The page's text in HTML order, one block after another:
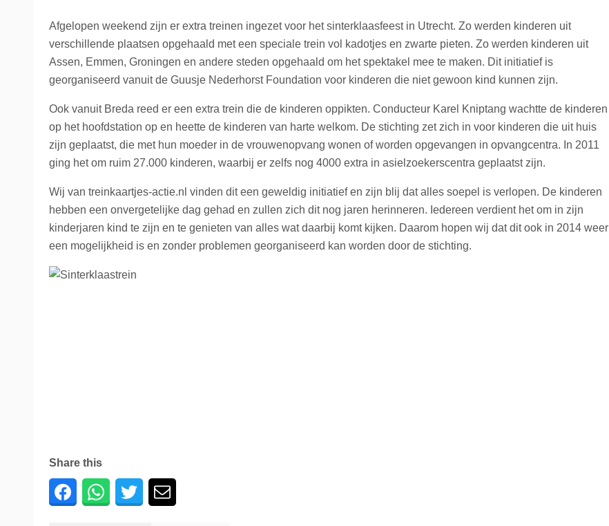
Polen
Trein naar Zwitserland
Treinen
Afgelopen weekend zijn er extra treinen ingezet voor het sinterklaasfeest in Utrecht. Zo werden kinderen uit
verschillende plaatsen opgehaald met een speciale trein vol kadotjes en zwarte pieten. Zo werden kinderen uit
Assen, Emmen, Groningen en andere steden opgehaald om het spektakel mee te maken. Dit initiatief is
georganiseerd vanuit de Guusje Nederhorst Foundation voor kinderen die niet gewoon kind kunnen zijn.
Ook vanuit Breda reed er een extra trein die de kinderen oppikten. Conducteur Karel Kniptang wachtte de kinderen
op het hoofdstation op en heette de kinderen van harte welkom. De stichting zet zich in voor kinderen die uit huis
zijn geplaatst, die met hun moeder in de vrouwenopvang wonen of worden opgevangen in opvangcentra. In 2011
ging het om ruim 27.000 kinderen, waarbij er zelfs nog 4000 extra in asielzoekerscentra geplaatst zijn.
Wij van treinkaartjes-actie.nl vinden dit een geweldig initiatief en zijn blij dat alles soepel is verlopen. De kinderen
hebben een onvergetelijke dag gehad en zullen zich dit nog jaren herinneren. Iedereen verdient het om in zijn
kinderjaren kind te zijn en te genieten van alles wat daarbij komt kijken. Daarom hopen wij dat dit ook in 2014 weer
een mogelijkheid is en zonder problemen georganiseerd kan worden door de stichting.
Share this